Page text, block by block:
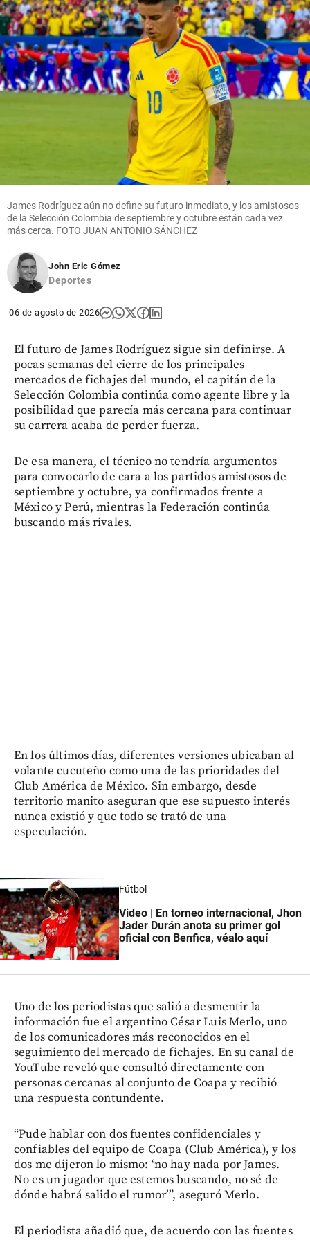
Maradona?
share
en el
Oriente
antioqueño
share
Ferencvaros
share
share
James Rodríguez aún no define su futuro inmediato, y los amistosos
de la Selección Colombia de septiembre y octubre están cada vez
más cerca. FOTO JUAN ANTONIO SÁNCHEZ
John Eric Gómez
Deportes
06 de agosto de 2026
El futuro de James Rodríguez sigue sin definirse. A
pocas semanas del cierre de los principales
mercados de fichajes del mundo, el capitán de la
Selección Colombia continúa como agente libre y la
posibilidad que parecía más cercana para continuar
su carrera acaba de perder fuerza.
De esa manera, el técnico no tendría argumentos
para convocarlo de cara a los partidos amistosos de
septiembre y octubre, ya confirmados frente a
México y Perú, mientras la Federación continúa
buscando más rivales.
En los últimos días, diferentes versiones ubicaban al
volante cucuteño como una de las prioridades del
Club América de México. Sin embargo, desde
territorio manito aseguran que ese supuesto interés
nunca existió y que todo se trató de una
especulación.
Fútbol
Video | En torneo internacional, Jhon
Jader Durán anota su primer gol
oficial con Benfica, véalo aquí
Uno de los periodistas que salió a desmentir la
información fue el argentino César Luis Merlo, uno
de los comunicadores más reconocidos en el
seguimiento del mercado de fichajes. En su canal de
YouTube reveló que consultó directamente con
personas cercanas al conjunto de Coapa y recibió
una respuesta contundente.
“Pude hablar con dos fuentes confidenciales y
confiables del equipo de Coapa (Club América), y los
dos me dijeron lo mismo: ‘no hay nada por James.
No es un jugador que estemos buscando, no sé de
dónde habrá salido el rumor’”, aseguró Merlo.
El periodista añadió que, de acuerdo con las fuentes